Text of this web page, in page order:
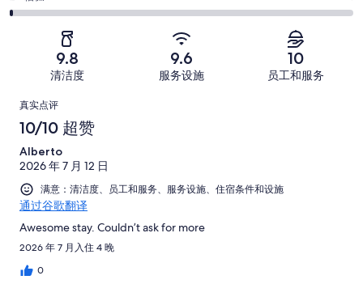
好
条
点
以。
有
96
条
点
评
般。
共
有
条
点
评
-
评，
共
有
96
条
点
分
条
好
评，
共
有
96
条
点
评
9.8
清洁度
9.6
服务设施
10
员工和服务
点
评
真实点评
10/10 超赞
Alberto
2026 年 7 月 12 日
满意：清洁度、员工和服务、服务设施、住宿条件和设施
通过谷歌翻译
Awesome stay. Couldn’t ask for more
2026 年 7 月入住 4 晚
0